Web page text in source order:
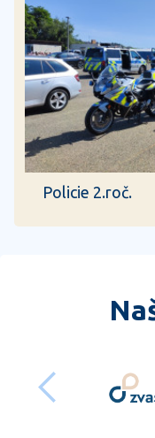
Policie 2.roč.